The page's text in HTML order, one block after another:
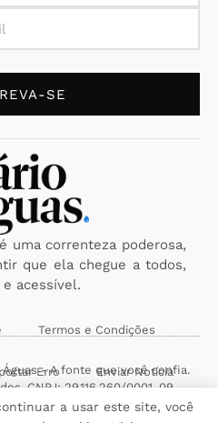
SE
uma correnteza poderosa,
que ela chegue a todos,
acessível.
Termos e Condições
Erro Enviar Notícia
- A fonte que você confia.
CNPJ: 29.116.260/0001-09
a usar este site, você